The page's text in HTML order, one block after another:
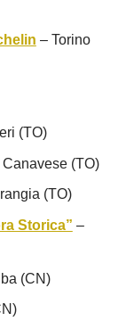
– Torino
(TO)
(TO)
(TO)
Storica” –
(CN)